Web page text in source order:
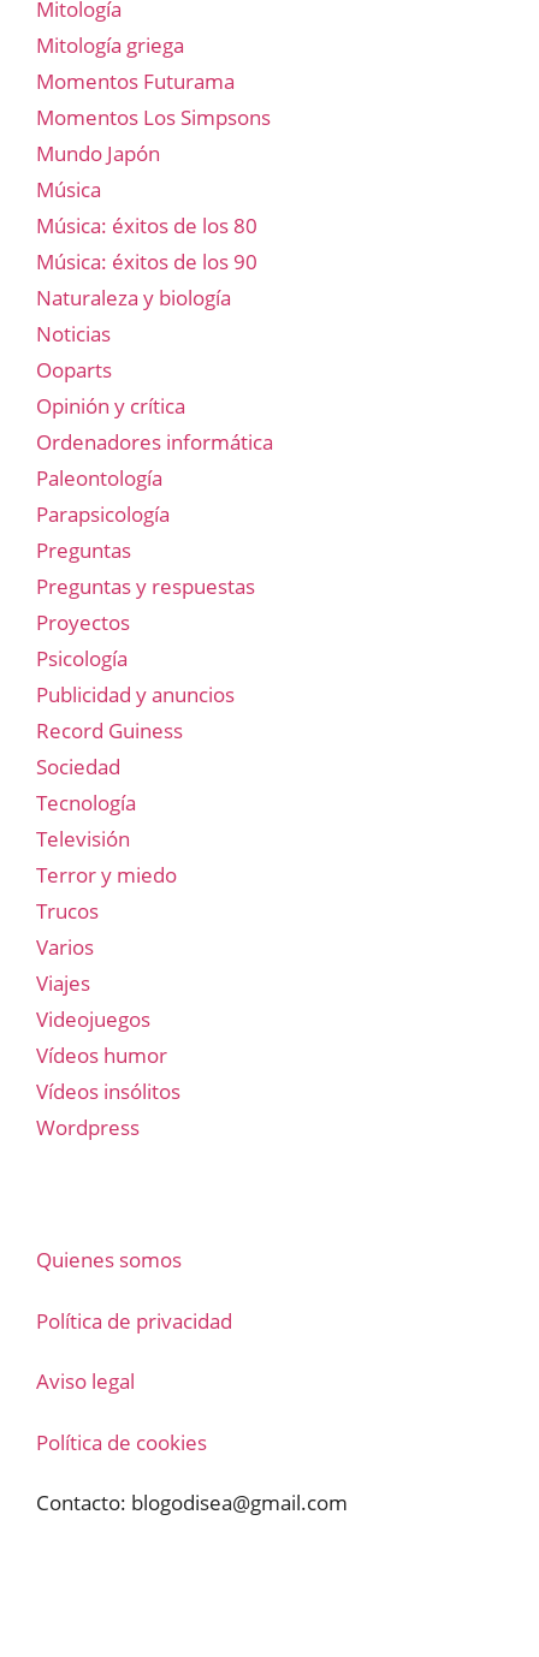
Mitología
Mitología griega
Momentos Futurama
Momentos Los Simpsons
Mundo Japón
Música
Música: éxitos de los 80
Música: éxitos de los 90
Naturaleza y biología
Noticias
Ooparts
Opinión y crítica
Ordenadores informática
Paleontología
Parapsicología
Preguntas
Preguntas y respuestas
Proyectos
Psicología
Publicidad y anuncios
Record Guiness
Sociedad
Tecnología
Televisión
Terror y miedo
Trucos
Varios
Viajes
Videojuegos
Vídeos humor
Vídeos insólitos
Wordpress
Quienes somos
Política de privacidad
Aviso legal
Política de cookies
Contacto: blogodisea@gmail.com